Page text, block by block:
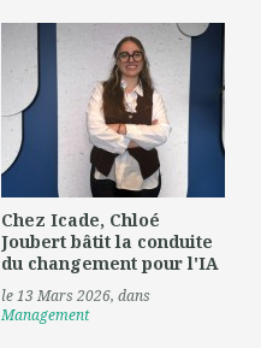
Chez Icade, Chloé
Joubert bâtit la conduite
du changement pour l'IA
le 13 Mars 2026, dans
Management